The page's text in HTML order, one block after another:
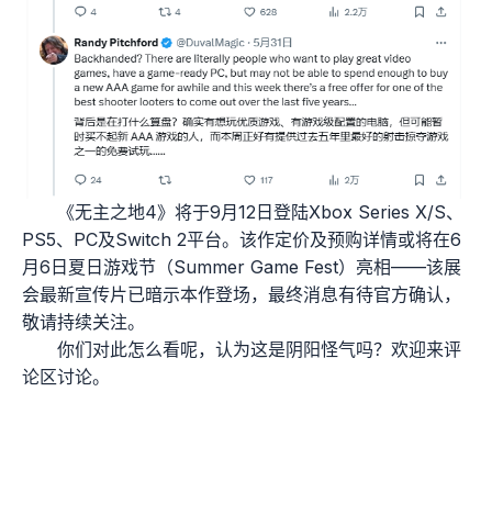
《无主之地4》将于9月12日登陆Xbox Series X/S、
PS5、PC及Switch 2平台。该作定价及预购详情或将在6
月6日夏日游戏节（Summer Game Fest）亮相——该展
会最新宣传片已暗示本作登场，最终消息有待官方确认，
敬请持续关注。
你们对此怎么看呢，认为这是阴阳怪气吗？欢迎来评
论区讨论。